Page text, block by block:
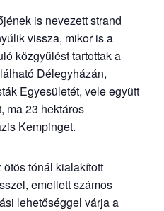
is nevezett strand
vissza, mikor is a
közgyűlést tartottak a
Délegyházán,
Egyesületét, vele együtt
ma 23 hektáros
Kempinget.
tónál kialakított
emellett számos
lehetőséggel várja a